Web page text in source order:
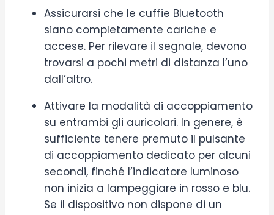
Assicurarsi che le cuffie Bluetooth
siano completamente cariche e
accese. Per rilevare il segnale, devono
trovarsi a pochi metri di distanza l’uno
dall’altro.
Attivare la modalità di accoppiamento
su entrambi gli auricolari. In genere, è
sufficiente tenere premuto il pulsante
di accoppiamento dedicato per alcuni
secondi, finché l’indicatore luminoso
non inizia a lampeggiare in rosso e blu.
Se il dispositivo non dispone di un